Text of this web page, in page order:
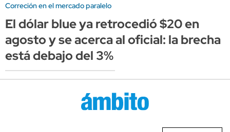
Correción en el mercado paralelo
El dólar blue ya retrocedió $20 en
agosto y se acerca al oficial: la brecha
está debajo del 3%